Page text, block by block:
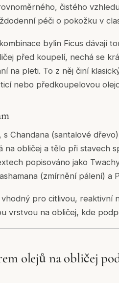
čistého
péči o pokožku v
bylin Ficus dávají
před koupelí, nechá se
na pleti. To z něj činí
nebo předkoupelovou
s Chandana (santalové
na obličej a tělo při stavech
popisováno jako
(zmírnění pálení) a
pro citlivou, reaktivní
vrstvou na obličej, kde
olejů na obličej